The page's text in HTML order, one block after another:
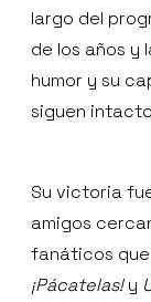
largo del
de los años y
humor y su
siguen
Su victoria
amigos
fanáticos que
¡Pácatelas!y